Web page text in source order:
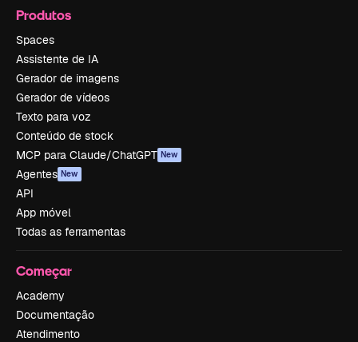
Produtos
Spaces
Assistente de IA
Gerador de imagens
Gerador de vídeos
Texto para voz
Conteúdo de stock
MCP para Claude/ChatGPT New
Agentes New
API
App móvel
Todas as ferramentas
Começar
Academy
Documentação
Atendimento